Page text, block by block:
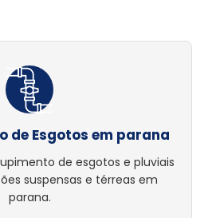
de Esgotos em parana
de esgotos e pluviais
suspensas e térreas em
parana.